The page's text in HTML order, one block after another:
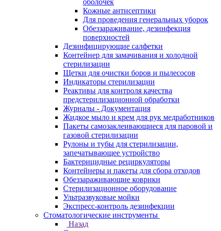
оболочек
Кожные антисептики
Для проведения генеральных уборок
Обеззараживание, дезинфекция
поверхностей
Дезинфицирующие салфетки
Контейнер для замачивания и холодной
стерилизации
Щетки для очистки боров и пылесосов
Индикаторы стерилизации
Реактивы для контроля качества
предстерилизационной обработки
Журналы - Документация
Жидкое мыло и крем для рук медработников
Пакеты самозаклеивающиеся для паровой и
газовой стерилизации
Рулоны и тубы для стерилизации,
запечатывающее устройство
Бактерицидные рециркуляторы
Контейнеры и пакеты для сбора отходов
Обеззараживающие коврики
Стерилизационное оборудование
Ультразвуковые мойки
Экспресс-контроль дезинфекции
Стоматологические инструменты
Назад